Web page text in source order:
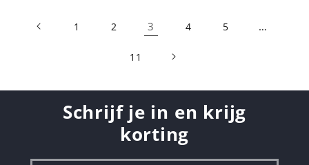
1 2 3 4 5 …
11
Schrijf je in en krijg
korting